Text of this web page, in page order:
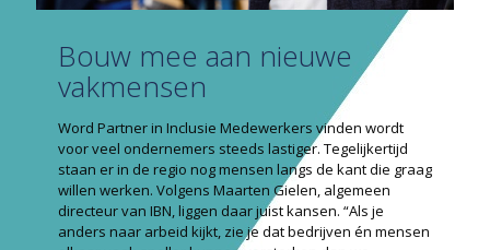
Bouw mee aan nieuwe
vakmensen
Word Partner in Inclusie Medewerkers vinden wordt
voor veel ondernemers steeds lastiger. Tegelijkertijd
staan er in de regio nog mensen langs de kant die graag
willen werken. Volgens Maarten Gielen, algemeen
directeur van IBN, liggen daar juist kansen. “Als je
anders naar arbeid kijkt, zie je dat bedrijven én mensen